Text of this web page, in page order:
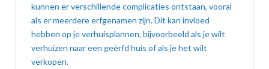
kunnen er verschillende complicaties ontstaan, vooral
als er meerdere erfgenamen zijn. Dit kan invloed
hebben op je verhuisplannen, bijvoorbeeld als je wilt
verhuizen naar een geërfd huis of als je het wilt
verkopen.